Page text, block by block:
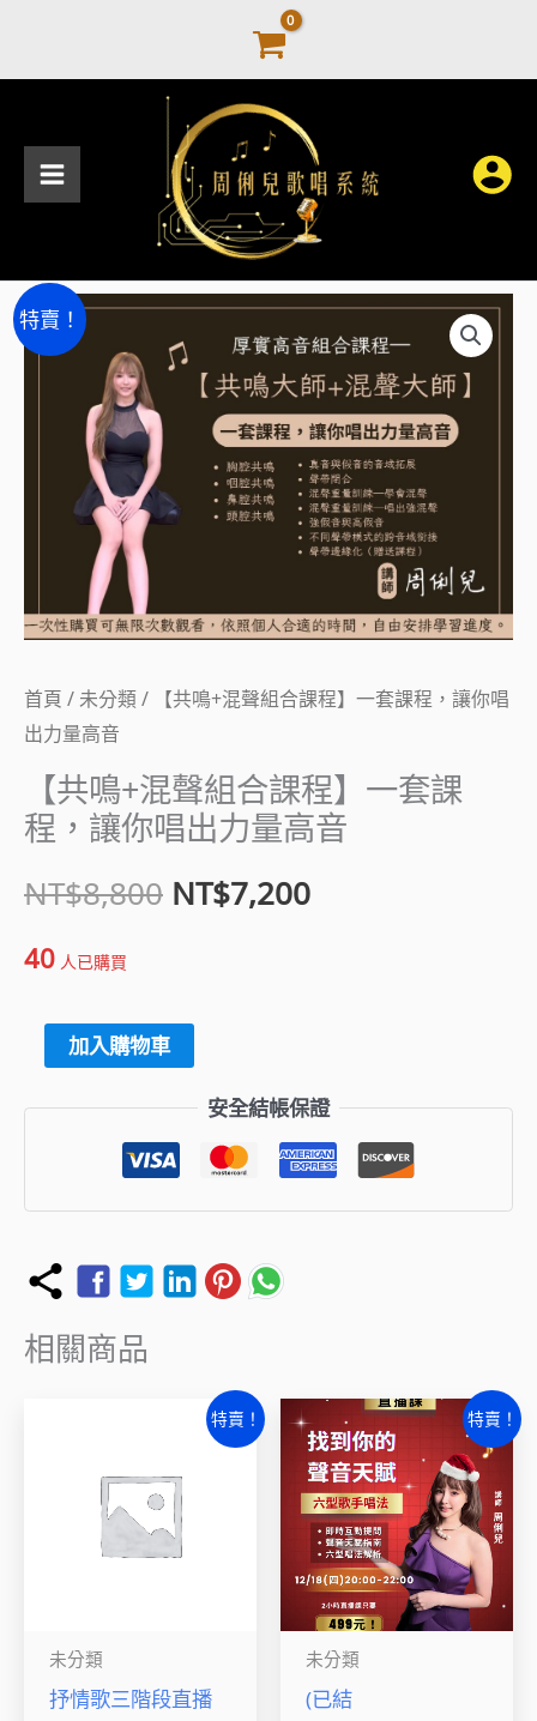
特賣！
首頁 / 未分類/ 【共鳴+混聲組合課程】一套課程，讓你唱
出力量高音
【共鳴+混聲組合課程】一套課
程，讓你唱出力量高音
NT$8,800
原
始
格：
NT$8,800。
NT$7,200
目
前
價
格：
NT$7,200。
40 人已購買
【共
鳴
一
課
程，
你
唱
出
量
量
加入購物車
安全結帳保證
相關商品
特賣！
未分類
抒情歌三階段直播
格：
NT$2,097。
目
前
NT$1,398。
特賣！
未分類
(已結
原
始
價
格：
NT$699。
目
前
價
格：
NT$499。